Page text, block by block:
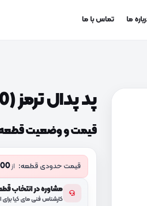
ما تماس با ما
پد پدال ترمز (328163K750)
قیمت و وضعیت
قیمت حدودی قطعه: از
مشاوره در انتخاب
کارشناس فنی مای کیا